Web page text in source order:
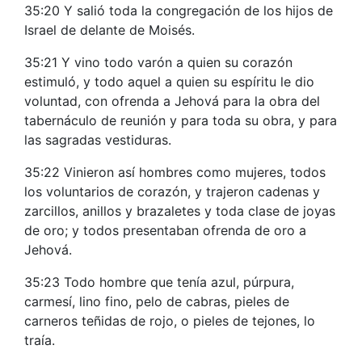
35:20 Y salió toda la congregación de los hijos de
Israel de delante de Moisés.
35:21 Y vino todo varón a quien su corazón
estimuló, y todo aquel a quien su espíritu le dio
voluntad, con ofrenda a Jehová para la obra del
tabernáculo de reunión y para toda su obra, y para
las sagradas vestiduras.
35:22 Vinieron así hombres como mujeres, todos
los voluntarios de corazón, y trajeron cadenas y
zarcillos, anillos y brazaletes y toda clase de joyas
de oro; y todos presentaban ofrenda de oro a
Jehová.
35:23 Todo hombre que tenía azul, púrpura,
carmesí, lino fino, pelo de cabras, pieles de
carneros teñidas de rojo, o pieles de tejones, lo
traía.